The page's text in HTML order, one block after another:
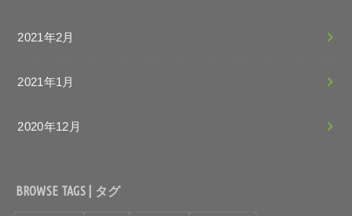
2021年2月
2021年1月
2020年12月
BROWSE TAGS | タグ